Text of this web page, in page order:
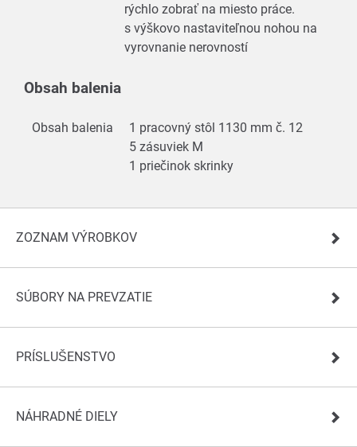
rýchlo zobrať na miesto práce.
s výškovo nastaviteľnou nohou na
vyrovnanie nerovností
Obsah balenia
Obsah balenia
1 pracovný stôl 1130 mm č. 12
5 zásuviek M
1 priečinok skrinky
ZOZNAM VÝROBKOV
SÚBORY NA PREVZATIE
PRÍSLUŠENSTVO
NÁHRADNÉ DIELY